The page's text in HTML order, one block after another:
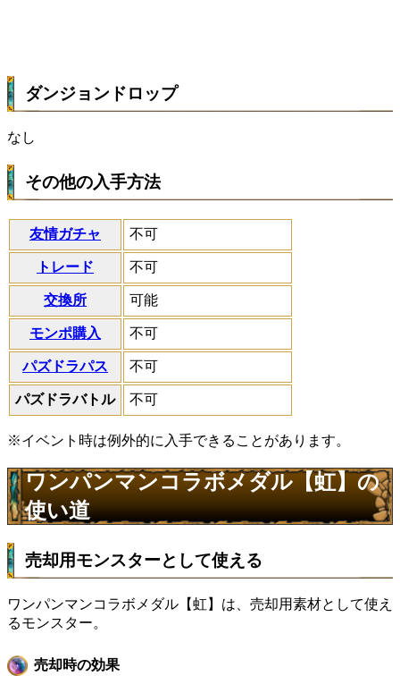
ダンジョンドロップ
なし
その他の入手方法
友情ガチャ 不可
トレード 不可
交換所 可能
モンポ購入 不可
パズドラパス 不可
パズドラバトル 不可
※イベント時は例外的に入手できることがあります。
ワンパンマンコラボメダル【虹】の
使い道
売却用モンスターとして使える
ワンパンマンコラボメダル【虹】は、売却用素材として使え
るモンスター。
売却時の効果